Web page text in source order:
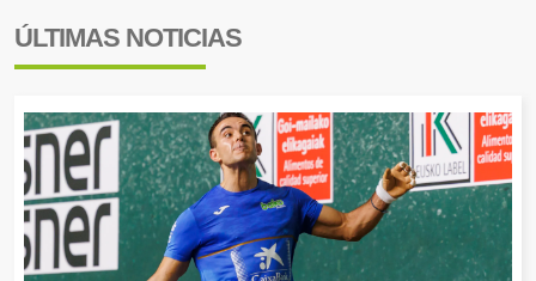
ÚLTIMAS NOTICIAS